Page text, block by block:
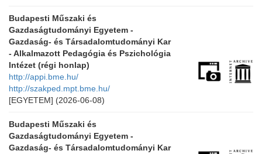
Budapesti Műszaki és
Gazdaságtudományi Egyetem -
Gazdaság- és Társadalomtudományi Kar
- Alkalmazott Pedagógia és Pszichológia
Intézet (régi honlap)
http://appi.bme.hu/
http://szakped.mpt.bme.hu/
[EGYETEM] (2026-06-08)
Budapesti Műszaki és
Gazdaságtudományi Egyetem -
Gazdaság- és Társadalomtudományi Kar